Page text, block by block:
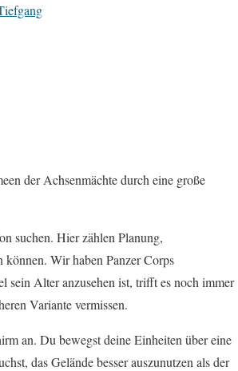
der Achsenmächte durch eine große
suchen. Hier zählen Planung,
Wir haben Panzer Corps
sein Alter anzusehen ist, trifft es noch immer
Variante vermissen.
an. Du bewegst deine Einheiten über eine
das Gelände besser auszunutzen als der